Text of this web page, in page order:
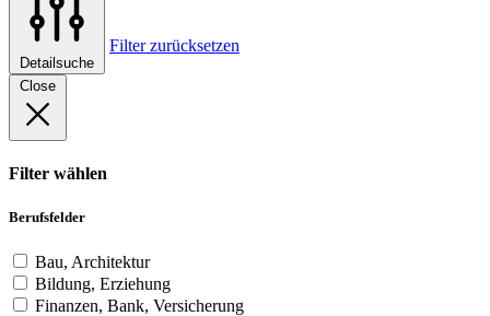
Detailsuche
Filter zurücksetzen
Close
Filter wählen
Berufsfelder
Bau, Architektur
Bildung, Erziehung
Finanzen, Bank, Versicherung